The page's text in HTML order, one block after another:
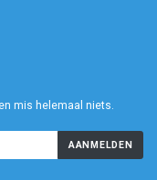
mis helemaal niets.
AANMELDEN